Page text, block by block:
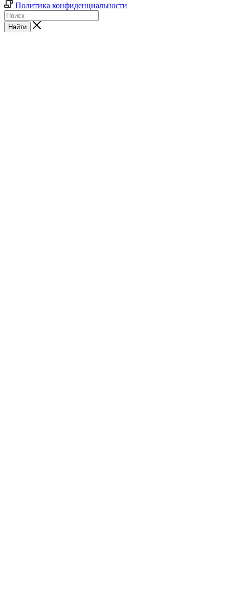
Политика конфиденциальности
Найти